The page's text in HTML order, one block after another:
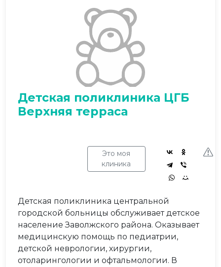
Детская поликлиника ЦГБ
Верхняя терраса
Это моя
клиника
Детская поликлиника центральной
городской больницы обслуживает детское
население Заволжского района. Оказывает
медицинскую помощь по педиатрии,
детской неврологии, хирургии,
отоларингологии и офтальмологии. В